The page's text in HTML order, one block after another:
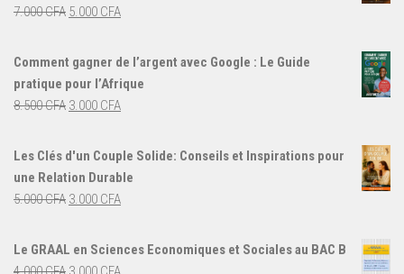
7.000CFA Le
était :
7.000 CFA.
5.000 CFALe
actuel
est :
Comment gagner de l’argent avec Google : Le Guide
pratique pour l’Afrique
8.500CFA Le
initial
était :
8.500 CFA.
3.000 CFALe
actuel
est :
Les Clés d'un Couple Solide: Conseils et Inspirations pour
une Relation Durable
5.000CFA Le
initial
était :
3.000 CFALe
actuel
Le GRAAL en Sciences Economiques et Sociales au BAC B
Le
Le